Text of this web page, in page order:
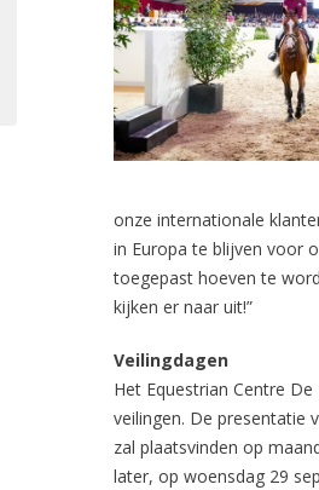
onze internationale
in Europa te blijven voor
toegepast hoeven te
kijken er naar uit!”
Veilingdagen
Het Equestrian Centre
veilingen. De presentatie
zal plaatsvinden op
later, op woensdag 29